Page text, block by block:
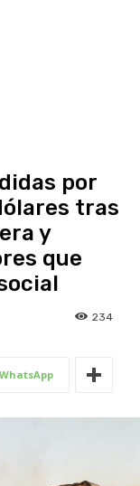
por
tras
y
que
234
WhatsApp